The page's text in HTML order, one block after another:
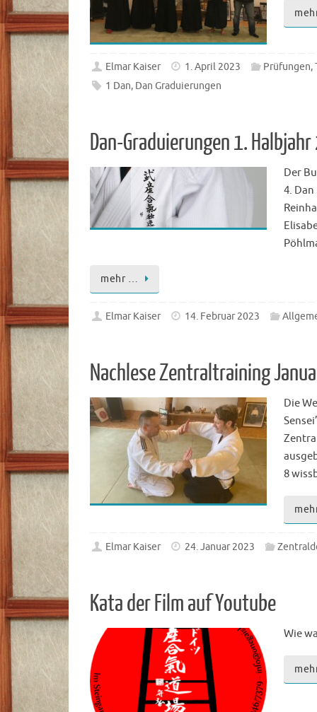
Elmar Kaiser 1. April 2023 Prüfungen,
1 Dan, Dan Graduierungen
Dan-Graduierungen 1.
Der
4.
mehr …
Elmar Kaiser 14. Februar 2023
Nachlese Zentraltraining
Die
8
Elmar Kaiser 24. Januar 2023
Kata der Film auf Youtube
Wie